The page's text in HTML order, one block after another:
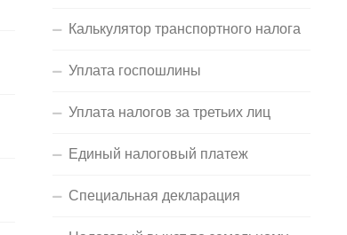
Калькулятор транспортного налога
Уплата госпошлины
Уплата налогов за третьих лиц
Единый налоговый платеж
Специальная декларация